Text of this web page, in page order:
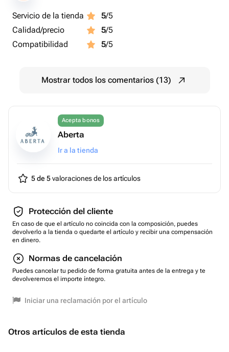
Servicio de la tienda 5/5
Calidad/precio
5/5
Compatibilidad
5/5
Mostrar todos los comentarios (13)
Acepta bonos
Aberta
Ir a la tienda
5 de 5valoraciones de los artículos
Protección del cliente
En caso de que el artículo no coincida con la composición, puedes
devolverlo a la tienda o quedarte el artículo y recibir una compensación
en dinero.
Normas de cancelación
Puedes cancelar tu pedido de forma gratuita antes de la entrega y te
devolveremos el importe íntegro.
Iniciar una reclamación por el artículo
Otros artículos de esta tienda